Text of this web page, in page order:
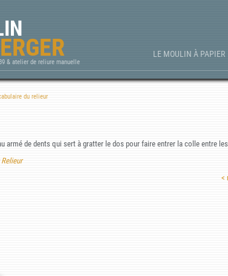
& atelier de reliure manuelle
LE MOULIN À PAPIER
du relieur
armé de dents qui sert à gratter le dos pour faire entrer la colle entre
<